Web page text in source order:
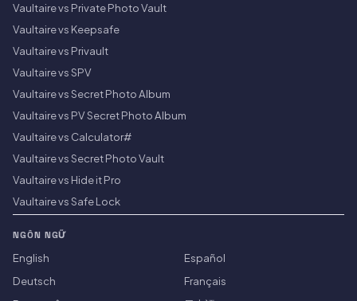
Vaultaire vs Private Photo Vault
Vaultaire vs Keepsafe
Vaultaire vs Privault
Vaultaire vs SPV
Vaultaire vs Secret Photo Album
Vaultaire vs PV Secret Photo Album
Vaultaire vs Calculator#
Vaultaire vs Secret Photo Vault
Vaultaire vs Hide it Pro
Vaultaire vs Safe Lock
NGÔN NGỮ
English
Español
Deutsch
Français